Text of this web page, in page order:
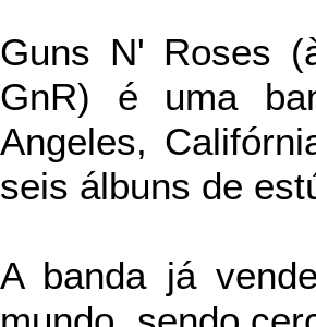
Guns N' Roses
GnR) é uma
Angeles,
seis álbuns de
A banda já